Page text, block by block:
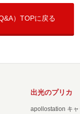
）TOPに戻る
出光のプリカ
apollostation キ